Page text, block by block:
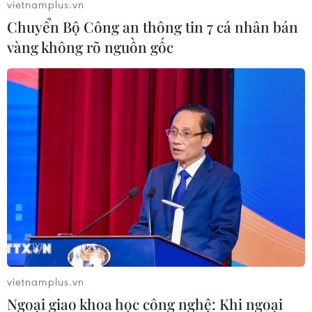
Tổng thống Iran: Thế giới cần Iran để
bình ổn Trung Đông
11/02/2015 11:46
Tổng thống Iran Hassan Rouhani ngày 11/2 tuyên bố thế
giới cần Iran để giúp bình ổn khu vực Trung Đông đầy
biến động.
vietnamplus.vn
Chuyển Bộ Công an thông tin 7 cá nhân bán
vàng không rõ nguồn gốc
vietnamplus.vn
Ngoại giao khoa học công nghệ: Khi ngoại